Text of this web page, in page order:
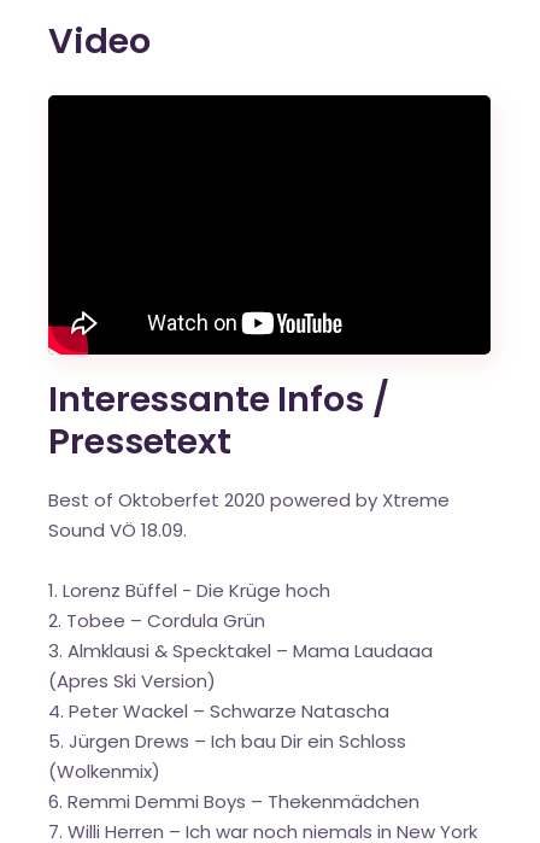
Video
Interessante Infos /
Pressetext
Best of Oktoberfet 2020 powered by Xtreme
Sound VÖ 18.09.
1. Lorenz Büffel - Die Krüge hoch
2. Tobee – Cordula Grün
3. Almklausi & Specktakel – Mama Laudaaa
(Apres Ski Version)
4. Peter Wackel – Schwarze Natascha
5. Jürgen Drews – Ich bau Dir ein Schloss
(Wolkenmix)
6. Remmi Demmi Boys – Thekenmädchen
7. Willi Herren – Ich war noch niemals in New York